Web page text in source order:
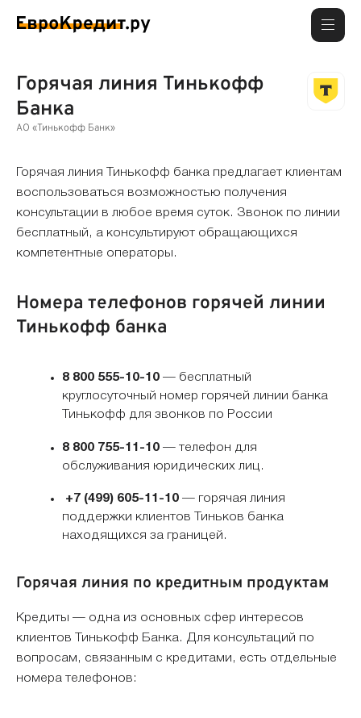
Горячая линия Тинькофф
Банка
АО «Тинькофф Банк»
Горячая линия Тинькофф банка предлагает клиентам
воспользоваться возможностью получения
консультации в любое время суток. Звонок по линии
бесплатный, а консультируют обращающихся
компетентные операторы.
Номера телефонов горячей линии
Тинькофф банка
8 800 555-10-10— бесплатный
круглосуточный номер горячей линии банка
Тинькофф для звонков по России
8 800 755-11-10— телефон для
обслуживания юридических лиц.
+7 (499) 605-11-10— горячая линия
поддержки клиентов Тиньков банка
находящихся за границей.
Горячая линия по кредитным продуктам
Кредиты — одна из основных сфер интересов
клиентов Тинькофф Банка. Для консультаций по
вопросам, связанным с кредитами, есть отдельные
номера телефонов: